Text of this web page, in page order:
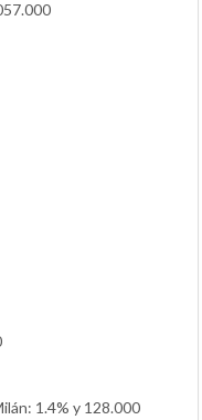
1.4% y 128.000